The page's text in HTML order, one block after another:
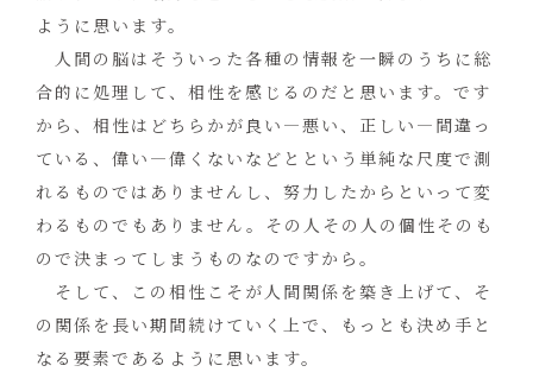
ように思います。
人間の脳はそういった各種の情報を一瞬のうちに総
合的に処理して、相性を感じるのだと思います。です
から、相性はどちらかが良い―悪い、正しい―間違っ
ている、偉い―偉くないなどとという単純な尺度で測
れるものではありませんし、努力したからといって変
わるものでもありません。その人その人の個性そのも
ので決まってしまうものなのですから。
そして、この相性こそが人間関係を築き上げて、そ
の関係を長い期間続けていく上で、もっとも決め手と
なる要素であるように思います。